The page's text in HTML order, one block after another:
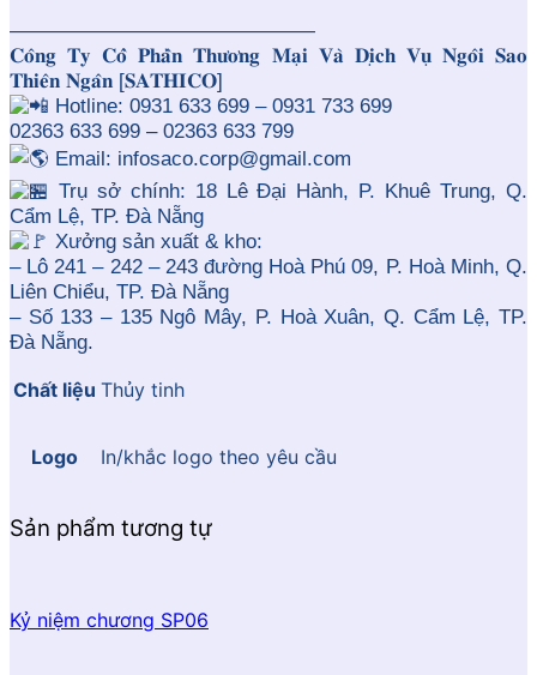
———————————————
𝐂𝐨̂𝐧𝐠 𝐓𝐲 𝐂𝐨̂̉ 𝐏𝐡𝐚̂̀𝐧 𝐓𝐡𝐮̛𝐨̛𝐧𝐠 𝐌𝐚̣𝐢 𝐕𝐚̀ 𝐃𝐢̣𝐜𝐡 𝐕𝐮̣ 𝐍𝐠𝐨̂𝐢 𝐒𝐚𝐨
𝐓𝐡𝐢𝐞̂𝐧 𝐍𝐠𝐚̂𝐧 [𝐒𝐀𝐓𝐇𝐈𝐂𝐎]
Hotline: 0931 633 699 – 0931 733 699
02363 633 699 – 02363 633 799
Email: infosaco.corp@gmail.com
Trụ sở chính: 18 Lê Đại Hành, P. Khuê Trung, Q.
Cẩm Lệ, TP. Đà Nẵng
Xưởng sản xuất & kho:
– Lô 241 – 242 – 243 đường Hoà Phú 09, P. Hoà Minh, Q.
Liên Chiểu, TP. Đà Nẵng
– Số 133 – 135 Ngô Mây, P. Hoà Xuân, Q. Cẩm Lệ, TP.
Đà Nẵng.
Chất liệu Thủy tinh
Logo In/khắc logo theo yêu cầu
Sản phẩm tương tự
Kỷ niệm chương SP06